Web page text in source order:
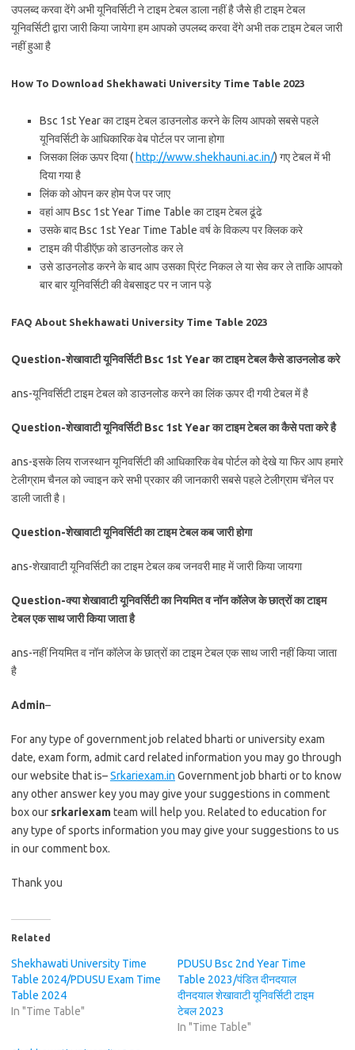
उपलब्द करवा देंगे अभी यूनिवर्सिटी ने टाइम टेबल डाला नहीं है जैसे ही टाइम टेबल
यूनिवर्सिटी द्वारा जारी किया जायेगा हम आपको उपलब्द करवा देंगे अभी तक टाइम टेबल जारी
नहीं हुआ है
How To Download Shekhawati University Time Table 2023
Bsc 1st Year का टाइम टेबल डाउनलोड करने के लिय आपको सबसे पहले
यूनिवर्सिटी के आधिकारिक वेब पोर्टल पर जाना होगा
जिसका लिंक ऊपर दिया ( http://www.shekhauni.ac.in/) गए टेबल में भी
दिया गया है
लिंक को ओपन कर होम पेज पर जाए
वहां आप Bsc 1st Year Time Table का टाइम टेबल ढूंढे
उसके बाद Bsc 1st Year Time Table वर्ष के विकल्प पर क्लिक करे
टाइम की पीडीऍफ़ को डाउनलोड कर ले
उसे डाउनलोड करने के बाद आप उसका प्रिंट निकल ले या सेव कर ले ताकि आपको
बार बार यूनिवर्सिटी की वेबसाइट पर न जान पड़े
FAQ About Shekhawati University Time Table 2023
Question-शेखावाटी यूनिवर्सिटी Bsc 1st Year का टाइम टेबल कैसे डाउनलोड करे
ans-यूनिवर्सिटी टाइम टेबल को डाउनलोड करने का लिंक ऊपर दी गयी टेबल में है
Question-शेखावाटी यूनिवर्सिटी Bsc 1st Year का टाइम टेबल का कैसे पता करे है
ans-इसके लिय राजस्थान यूनिवर्सिटी की आधिकारिक वेब पोर्टल को देखे या फिर आप हमारे
टेलीग्राम चैनल को ज्वाइन करे सभी प्रकार की जानकारी सबसे पहले टेलीग्राम चॅनेल पर
डाली जाती है।
Question-शेखावाटी यूनिवर्सिटी का टाइम टेबल कब जारी होगा
ans-शेखावाटी यूनिवर्सिटी का टाइम टेबल कब जनवरी माह में जारी किया जायगा
Question-क्या शेखावाटी यूनिवर्सिटी का नियमित व नॉन कॉलेज के छात्रों का टाइम
टेबल एक साथ जारी किया जाता है
ans-नहीं नियमित व नॉन कॉलेज के छात्रों का टाइम टेबल एक साथ जारी नहीं किया जाता
है
Admin–
For any type of government job related bharti or university exam
date, exam form, admit card related information you may go through
our website that is–Srkariexam.in Government job bharti or to know
any other answer key you may give your suggestions in comment
box our srkariexamteam will help you. Related to education for
any type of sports information you may give your suggestions to us
in our comment box.
Thank you
Related
Shekhawati University Time
Table 2024/PDUSU Exam Time
Table 2024
In "Time Table"
PDUSU Bsc 2nd Year Time
Table 2023/पंडित दीनदयाल
दीनदयाल शेखावाटी यूनिवर्सिटी टाइम
टेबल 2023
In "Time Table"